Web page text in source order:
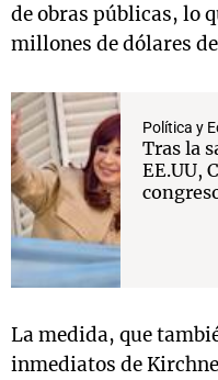
de obras públicas, lo
millones de dólares
Política y
Tras la
EE.UU,
La medida, que
inmediatos de